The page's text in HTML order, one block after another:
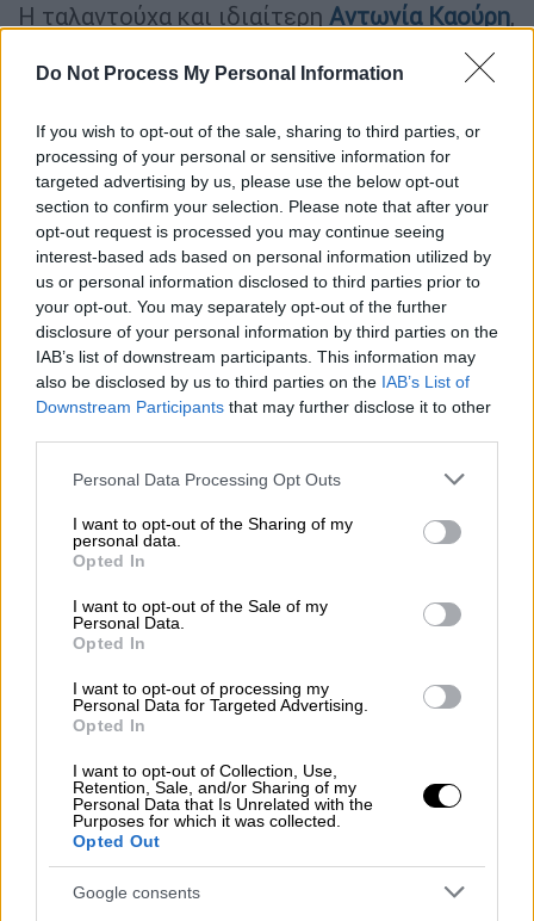
Do Not Process My Personal Information
If you wish to opt-out of the sale, sharing to third parties, or
processing of your personal or sensitive information for
targeted advertising by us, please use the below opt-out
section to confirm your selection. Please note that after your
opt-out request is processed you may continue seeing
interest-based ads based on personal information utilized by
us or personal information disclosed to third parties prior to
your opt-out. You may separately opt-out of the further
disclosure of your personal information by third parties on the
IAB’s list of downstream participants. This information may
also be disclosed by us to third parties on the IAB’s List of
Downstream Participants that may further disclose it to other
Please note that this website/app uses one or more Google
not limited to your visit or usage behaviour. You may click to
grant or deny consent to Google and its third-party tags to
use your data for below specified purposes in below Google
consent section.
Personal Data Processing Opt Outs
I want to opt-out of the Sharing of my
personal data.
Opted In
I want to opt-out of the Sale of my
Personal Data.
Opted In
I want to opt-out of processing my
Personal Data for Targeted Advertising.
Opted In
I want to opt-out of Collection, Use,
Retention, Sale, and/or Sharing of my
Personal Data that Is Unrelated with the
Purposes for which it was collected.
Opted Out
Google consents
Η ταλαντούχα και ιδιαίτερη Αντωνία Καούρη,
παρόλο που δεν εκπροσώπησε το 2023 την
Ελλάδα, αν και ήταν η επιλογή της κριτικής
τραγούδι που πιστεύει περισσότερο,
επιδιώκονταςαυτή τη φορά να το κάνει
σωστά .
video
Μία άλλη ξεχωριστή περίπτωση, όπως η
οποία επίσης αναδείχθηκε μέσα από το «The
Voice». Με επιτυχημένη πορεία, αμέτρητες
live εμφανίσεις και εκατομμύρια προβολές,
θεωρεί πως ήρθε η ώρα να διεκδικήσει την
ελληνική εκπροσώπηση στην Eurovision
2025.